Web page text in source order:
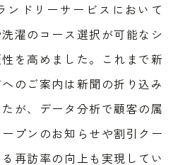
ンドリーサービスにおいて
濯のコース選択が可能なシ
を高めました。これまで新
のご案内は新聞の折り込み
が、データ分析で顧客の属
プンのお知らせや割引クー
再訪率の向上も実現してい